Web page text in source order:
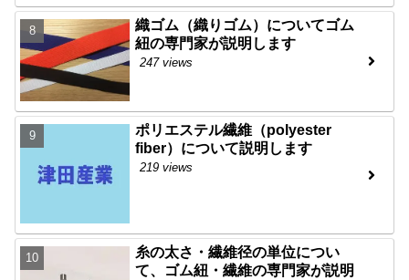
織ゴム（織りゴム）についてゴム
紐の専門家が説明します
247 views
ポリエステル繊維（polyester
fiber）について説明します
219 views
糸の太さ・繊維径の単位につい
て、ゴム紐・繊維の専門家が説明